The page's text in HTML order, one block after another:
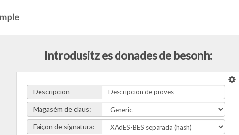
Introdusitz es donades de besonh:
Descripcion
Magasèm de claus:
Faiçon de signatura: